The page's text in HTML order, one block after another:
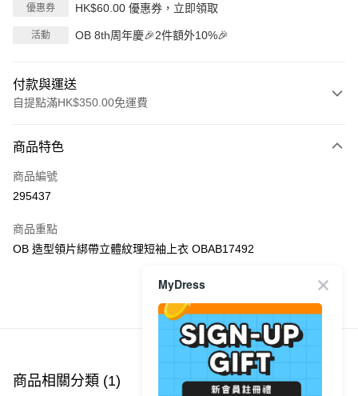
優惠券 HK$60.00 優惠券，立即領取
活動 OB 8th周年慶🎉2件額外10%🎉
付款與運送
自提點滿HK$350.00免運費
信用卡
Apple Pay
PayMe
每筆HK$40.00，滿HK$350.00或以上免運費
付款後順豐站及營業點
商品特色
商品編號
295437
商品重點
OB 造型領片綁帶立體紋理短袖上衣 OBAB17492
商品推薦
商品相關分類 (1)
MyDress